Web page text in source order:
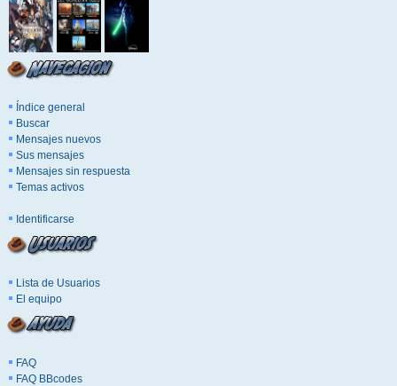
Índice general
Buscar
Mensajes nuevos
Sus mensajes
Mensajes sin respuesta
Temas activos
Identificarse
Lista de Usuarios
El equipo
FAQ
FAQ BBcodes